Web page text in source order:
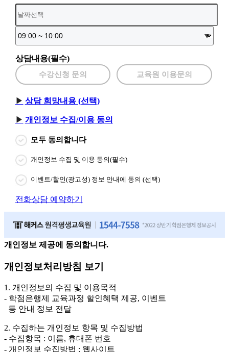
상담내용(필수)
수강신청 문의 교육원 이용문의
상담 희망내용 (선택)
개인정보 수집/이용 동의
모두 동의합니다
개인정보 수집 및 이용 동의(필수)
이벤트/할인(광고성) 정보 안내에 동의 (선택)
전화상담 예약하기
개인정보 제공에 동의합니다.
개인정보처리방침 보기
1. 개인정보의 수집 및 이용목적
- 학점은행제 교육과정 할인혜택 제공, 이벤트
등 안내 정보 전달
2. 수집하는 개인정보 항목 및 수집방법
- 수집항목 : 이름, 휴대폰 번호
- 개인정보 수집방법 : 웹사이트